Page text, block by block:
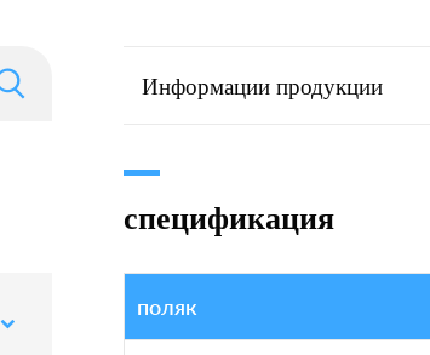
Информации продукции
спецификация
поляк